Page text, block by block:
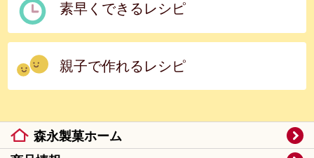
素早くできるレシピ
親子で作れるレシピ
森永製菓ホーム